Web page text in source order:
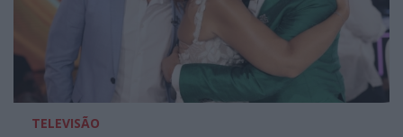
TELEVISÃO